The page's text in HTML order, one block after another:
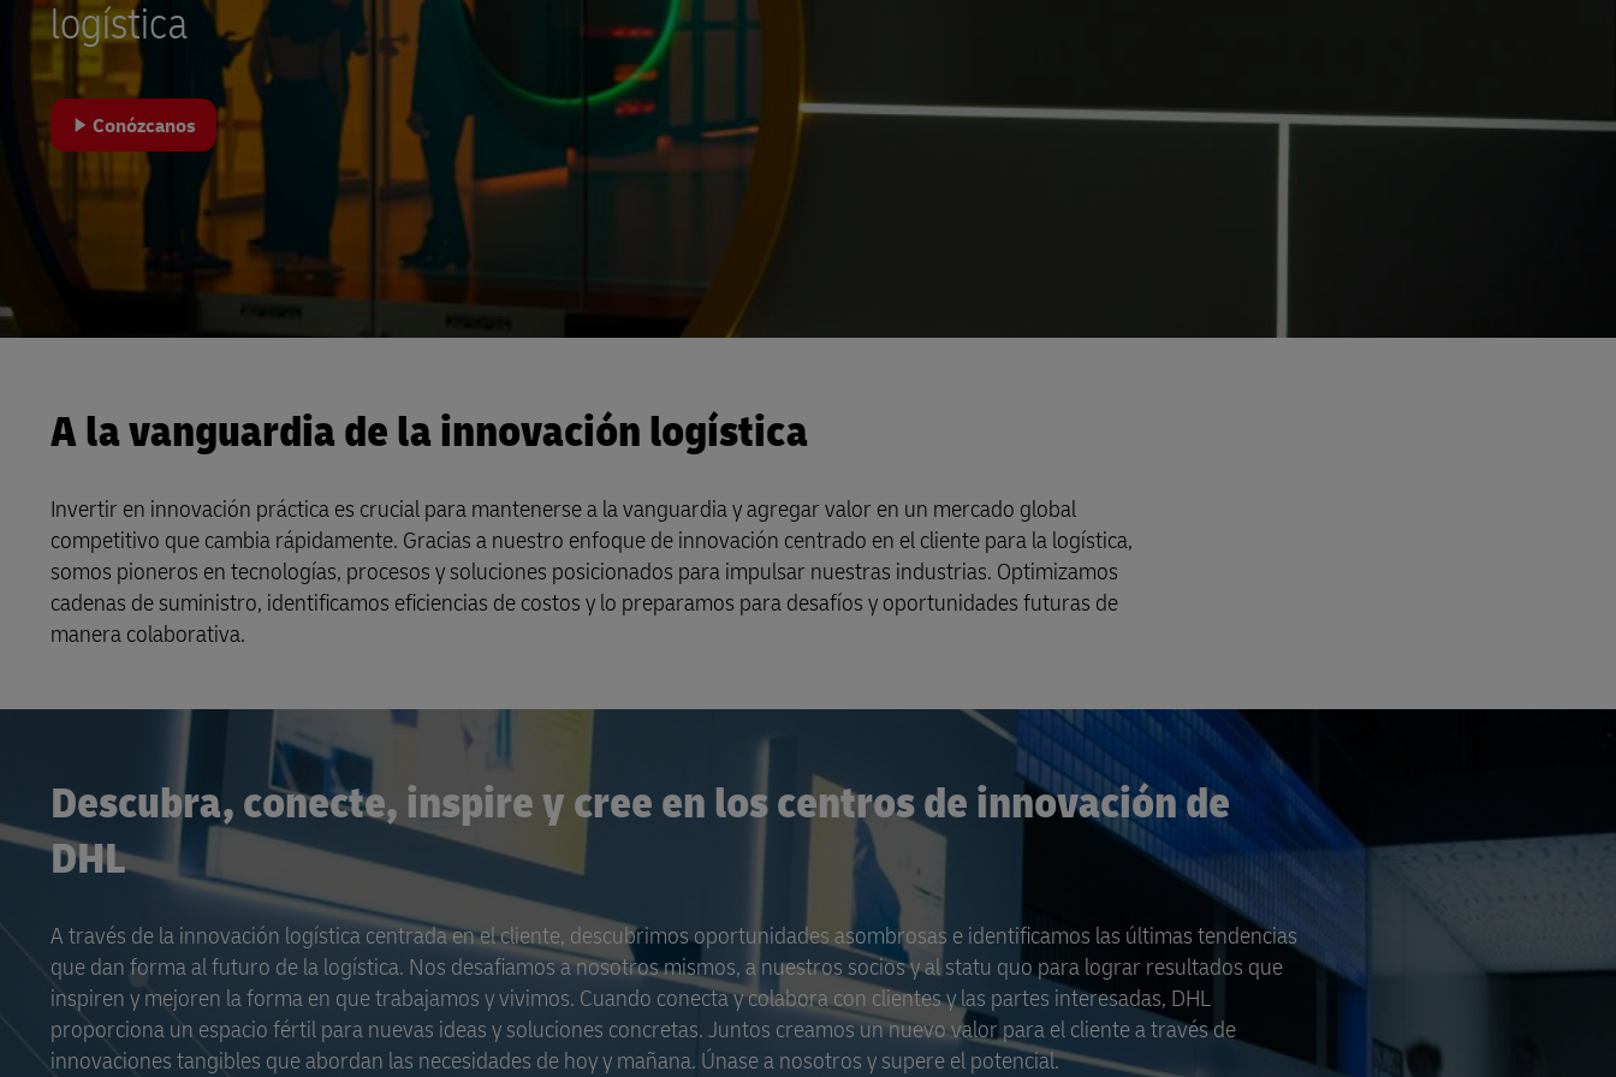
LifeTrack
Conozca más acerca de los
portales
logística
Conózcanos
A la vanguardia de la innovación logística
Invertir en innovación práctica es crucial para mantenerse a la vanguardia y agregar valor en un mercado global
competitivo que cambia rápidamente. Gracias a nuestro enfoque de innovación centrado en el cliente para la logística,
somos pioneros en tecnologías, procesos y soluciones posicionados para impulsar nuestras industrias. Optimizamos
cadenas de suministro, identificamos eficiencias de costos y lo preparamos para desafíos y oportunidades futuras de
manera colaborativa.
Descubra, conecte, inspire y cree en los centros de innovación de
DHL
A través de la innovación logística centrada en el cliente, descubrimos oportunidades asombrosas e identificamos las últimas tendencias
que dan forma al futuro de la logística. Nos desafiamos a nosotros mismos, a nuestros socios y al statu quo para lograr resultados que
inspiren y mejoren la forma en que trabajamos y vivimos. Cuando conecta y colabora con clientes y las partes interesadas, DHL
proporciona un espacio fértil para nuevas ideas y soluciones concretas. Juntos creamos un nuevo valor para el cliente a través de
innovaciones tangibles que abordan las necesidades de hoy y mañana. Únase a nosotros y supere el potencial.